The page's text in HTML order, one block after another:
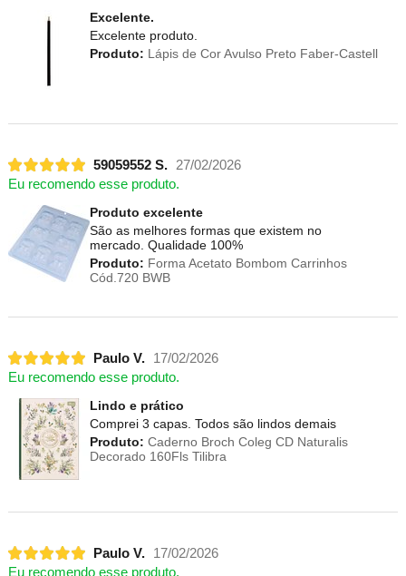
Excelente.
Excelente produto.
Produto: Lápis de Cor Avulso Preto Faber-Castell
59059552 S.
27/02/2026
Eu recomendo esse produto.
Produto excelente
São as melhores formas que existem no
mercado. Qualidade 100%
Produto: Forma Acetato Bombom Carrinhos
Cód.720 BWB
Paulo V.
17/02/2026
Eu recomendo esse produto.
Lindo e prático
Comprei 3 capas. Todos são lindos demais
Produto: Caderno Broch Coleg CD Naturalis
Decorado 160Fls Tilibra
Paulo V.
17/02/2026
Eu recomendo esse produto.